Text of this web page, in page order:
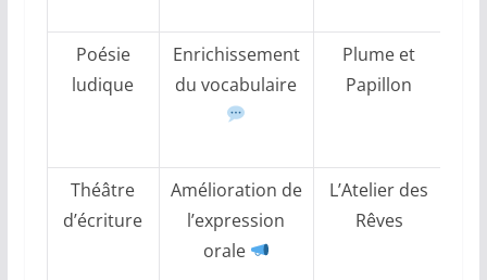
Poésie
ludique
Enrichissement
du vocabulaire
Plume et
Papillon
Théâtre
d’écriture
Amélioration de
l’expression
orale
L’Atelier des
Rêves